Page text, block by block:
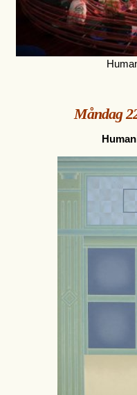
Måndag